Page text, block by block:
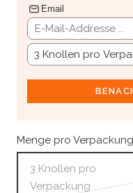
Email
Menge pro
3 Knollen pro
Verpackung